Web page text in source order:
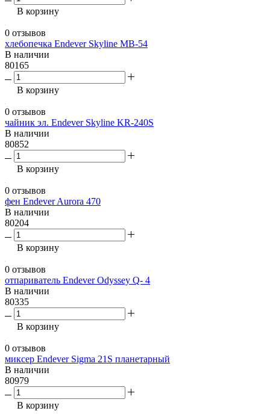
В корзину
0 отзывов
хлебопечка Endever Skyline MB-54
В наличии
80165
В корзину
0 отзывов
чайник эл. Endever Skyline KR-240S
В наличии
80852
В корзину
0 отзывов
фен Endever Aurora 470
В наличии
80204
В корзину
0 отзывов
отпариватель Endever Odyssey Q- 4
В наличии
80335
В корзину
0 отзывов
миксер Endever Sigma 21S планетарный
В наличии
80979
В корзину